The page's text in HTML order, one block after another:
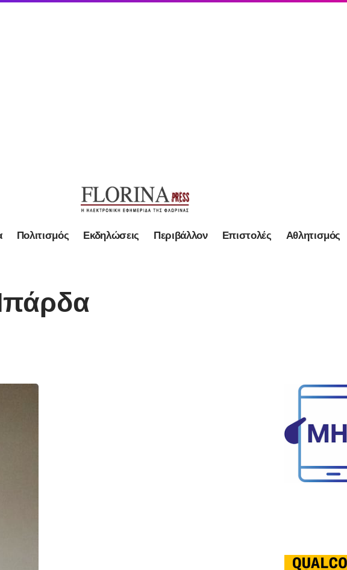
Πολιτισμός Εκδηλώσεις Περιβάλλον Επιστολές Αθλητισμός